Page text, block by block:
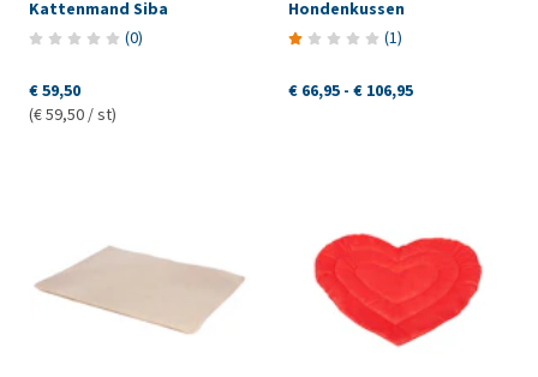
Kattenmand Siba
(0)
€ 59,50
(€ 59,50 / st)
Hondenkussen
(1)
€ 66,95 - € 106,95